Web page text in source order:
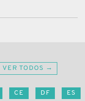
VER TODOS →
CE DF ES